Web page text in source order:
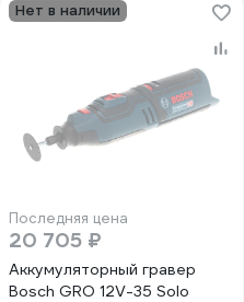
Нет в наличии
Последняя цена
20 705 ₽
Аккумуляторный гравер
Bosch GRO 12V-35 Solo